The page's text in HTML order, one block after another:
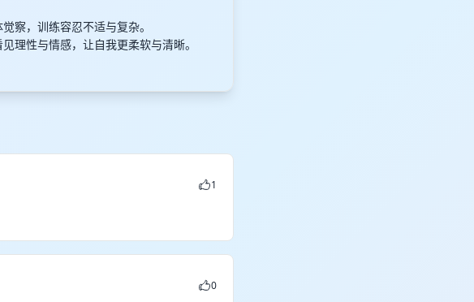
察，训练容忍不适与复杂。
性与情感，让自我更柔软与清晰。
1
0